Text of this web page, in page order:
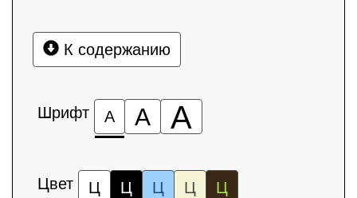
К содержанию
Шрифт А А А
Цвет Ц Ц Ц Ц Ц